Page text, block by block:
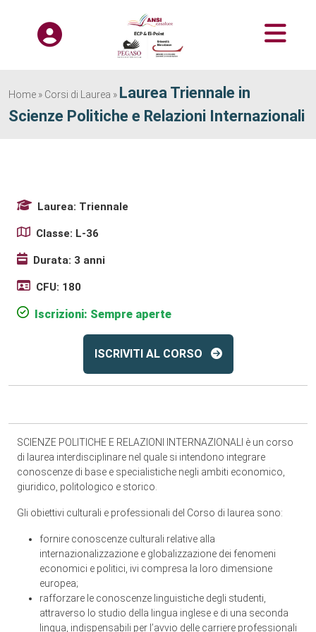
Home » Corsi di Laurea » Laurea Triennale in
Scienze Politiche e Relazioni Internazionali
Laurea: Triennale
Classe: L-36
Durata: 3 anni
CFU: 180
Iscrizioni: Sempre aperte
ISCRIVITI AL CORSO
SCIENZE POLITICHE E RELAZIONI INTERNAZIONALI è un corso
di laurea interdisciplinare nel quale si intendono integrare
conoscenze di base e specialistiche negli ambiti economico,
giuridico, politologico e storico.
Gli obiettivi culturali e professionali del Corso di laurea sono:
fornire conoscenze culturali relative alla
internazionalizzazione e globalizzazione dei fenomeni
economici e politici, ivi compresa la loro dimensione
europea;
rafforzare le conoscenze linguistiche degli studenti,
attraverso lo studio della lingua inglese e di una seconda
lingua, indispensabili per l’avvio delle carriere professionali